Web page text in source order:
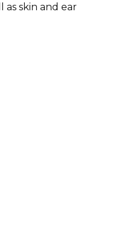
as skin and ear